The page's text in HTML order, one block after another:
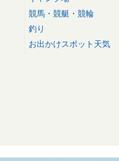
競馬・競艇・競輪
釣り
お出かけスポット天気